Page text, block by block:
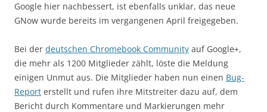
Google hier nachbessert, ist ebenfalls unklar, das neue
GNow wurde bereits im vergangenen April freigegeben.
Bei der deutschen Chromebook Community auf Google+,
die mehr als 1200 Mitglieder zählt, löste die Meldung
einigen Unmut aus. Die Mitglieder haben nun einen Bug-
Report erstellt und rufen ihre Mitstreiter dazu auf, dem
Bericht durch Kommentare und Markierungen mehr